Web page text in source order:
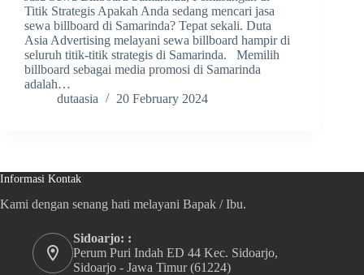
Titik Strategis Apakah Anda sedang mencari jasa
sewa billboard di Samarinda? Tepat sekali. Duta
Asia Advertising melayani sewa billboard hampir di
seluruh titik-titik strategis di Samarinda. Memilih
billboard sebagai media promosi di Samarinda
adalah…
dutaasia
20 February 2024
Informasi Kontak
Kami dengan senang hati melayani Bapak / Ibu.
Sidoarjo: :
Perum Puri Indah ED 44 Kec. Sidoarjo,
Sidoarjo - Jawa Timur (61224)